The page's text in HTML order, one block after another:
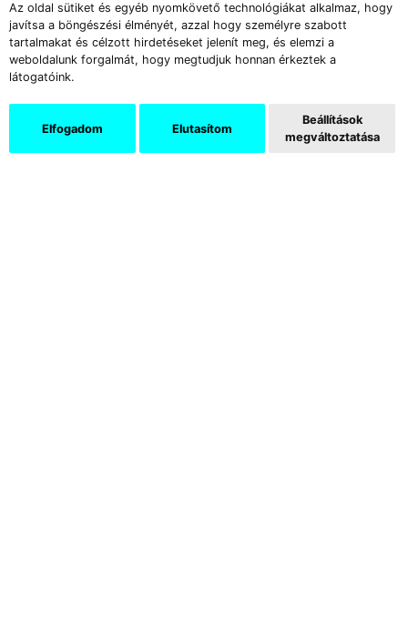
Az oldal sütiket és egyéb nyomkövető technológiákat alkalmaz, hogy
javítsa a böngészési élményét, azzal hogy személyre szabott
tartalmakat és célzott hirdetéseket jelenít meg, és elemzi a
weboldalunk forgalmát, hogy megtudjuk honnan érkeztek a
látogatóink.
Elfogadom Elutasítom
Beállítások
megváltoztatása
ellenség/barát-logikája alapján felosztó
tradíciógépezettel szemben érvényesíthető
művészeti alternatíva. A fő kérdés azonban
az, hogy Gaál József „metaarchaizmusa”,
amit cikkében a hungarofuturizmus
hagyománykoncepciójával szemben tételez,
hogyan viszonyula NER szimulákrumgyártó